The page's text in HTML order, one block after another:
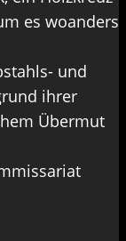
es woanders
und
ihrer
Übermut